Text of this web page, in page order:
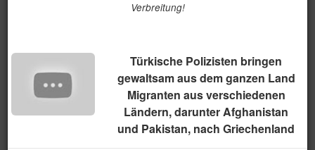
Verbreitung!
Türkische Polizisten bringen
gewaltsam aus dem ganzen Land
Migranten aus verschiedenen
Ländern, darunter Afghanistan
und Pakistan, nach Griechenland